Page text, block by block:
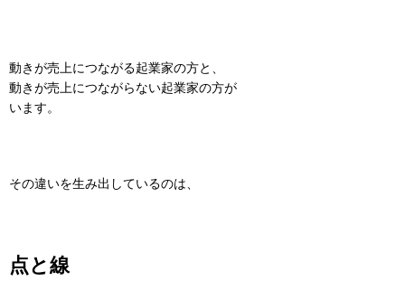
動きが売上につながる起業家の方と、
動きが売上につながらない起業家の方が
います。
その違いを生み出しているのは、
点と線